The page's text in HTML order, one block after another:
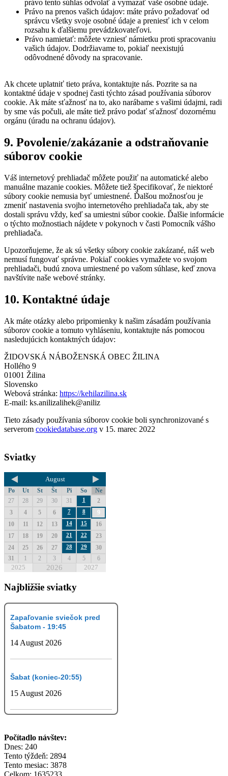
právo tento súhlas odvolať a vymazať vaše osobné údaje.
Právo na prenos vašich údajov: máte právo požadovať od
správcu všetky svoje osobné údaje a preniesť ich v celom
rozsahu k ďalšiemu prevádzkovateľovi.
Právo namietať: môžete vzniesť námietku proti spracovaniu
vašich údajov. Dodržiavame to, pokiaľ neexistujú
odôvodnené dôvody na spracovanie.
Ak chcete uplatniť tieto práva, kontaktujte nás. Pozrite sa na
kontaktné údaje v spodnej časti týchto zásad používania súborov
cookie. Ak máte sťažnosť na to, ako narábame s vašimi údajmi, radi
by sme vás počuli, ale máte tiež právo podať sťažnosť dozornému
orgánu (úradu na ochranu údajov).
9. Povolenie/zakázanie a odstraňovanie
súborov cookie
Váš internetový prehliadač môžete použiť na automatické alebo
manuálne mazanie cookies. Môžete tiež špecifikovať, že niektoré
súbory cookie nemusia byť umiestnené. Ďalšou možnosťou je
zmeniť nastavenia svojho internetového prehliadača tak, aby ste
dostali správu vždy, keď sa umiestni súbor cookie. Ďalšie informácie
o týchto možnostiach nájdete v pokynoch v časti Pomocník vášho
prehliadača.
Upozorňujeme, že ak sú všetky súbory cookie zakázané, náš web
nemusí fungovať správne. Pokiaľ cookies vymažete vo svojom
prehliadači, budú znova umiestnené po vašom súhlase, keď znova
navštívite naše webové stránky.
10. Kontaktné údaje
Ak máte otázky alebo pripomienky k našim zásadám používania
súborov cookie a tomuto vyhláseniu, kontaktujte nás pomocou
nasledujúcich kontaktných údajov:
ŽIDOVSKÁ NÁBOŽENSKÁ OBEC ŽILINA
Hollého 9
01001 Žilina
Slovensko
Webová stránka: https://kehilazilina.sk
E-mail: ks.anilizalihek@aniliz
Tieto zásady používania súborov cookie boli synchronizované s
serverom cookiedatabase.org v 15. marec 2022
Sviatky
August
Po Ut St Št Pi So
Ne
27
28 29 30 31 1
2
3
4 5 6 7 8
9
10
11 12 13 14 15
16
17
18 19 20 21 22
23
24
25 26 27 28 29
30
31
1 2 3 4 5 6
2025 2026 2027
Najbližšie sviatky
Zapaľovanie sviečok pred
Šabatom - 19:45
14 August 2026
Šabat (koniec-20:55)
15 August 2026
Počítadlo návštev:
Dnes: 240
Tento týždeň: 2894
Tento mesiac: 3878
Celkom: 1635233